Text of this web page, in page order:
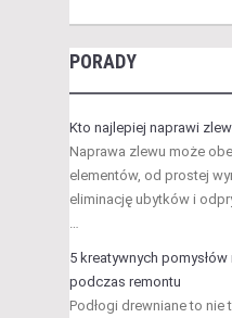
PORADY
Kto najlepiej naprawi
Naprawa zlewu może
elementów, od prostej
eliminację ubytków i
5 kreatywnych
podczas remontu
Podłogi drewniane to nie